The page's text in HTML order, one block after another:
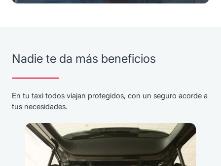
Nadie te da más beneficios
En tu taxi todos viajan protegidos, con un seguro acorde a
tus necesidades.